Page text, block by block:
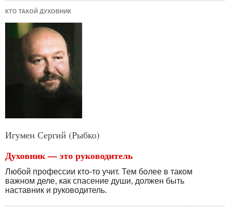
КТО ТАКОЙ ДУХОВНИК
Игумен Сергий (Рыбко)
Духовник — это руководитель
Любой профессии кто-то учит. Тем более в таком
важном деле, как спасение души, должен быть
наставник и руководитель.